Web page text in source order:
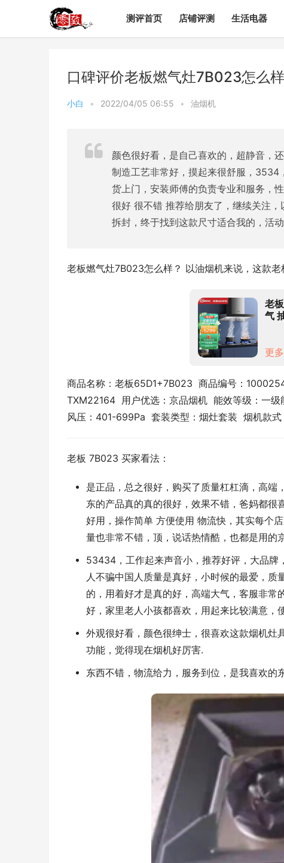
测评首页 店铺评测 生活电器
口碑评价老板燃气灶7B023怎么
小白 • 2022/04/05 06:55 • 油烟机
颜色很好看，是自己喜欢的，超静音，
制造工艺非常好，摸起来很舒服，3534
货上门，安装师傅的负责专业和服务，
很好 很不错 推荐给朋友了，继续关注
拆封，终于找到这款尺寸适合我的，活
老板燃气灶7B023怎么样？ 以油烟机来说，这款
老
气
更
商品名称：老板65D1+7B023  商品编号：
TXM22164  用户优选：京品烟机  能效等级：一
风压：401-699Pa  套装类型：烟灶套装  烟机款
老板 7B023 买家看法：
是正品，总之很好，购买了质量杠杠滴，高
东的产品真的真的很好，效果不错，爸妈都很
好用，操作简单 方便使用 物流快，其实每个
量也非常不错，顶，说话热情酷，也都是用的
53434，工作起来声音小，推荐好评，大品牌
人不骗中国人质量是真好，小时候的最爱，
的，用着好才是真的好，高端大气，客服非常
好，家里老人小孩都喜欢，用起来比较满意，
外观很好看，颜色很绅士，很喜欢这款烟机灶
功能，觉得现在烟机好厉害.
东西不错，物流给力，服务到位，是我喜欢的